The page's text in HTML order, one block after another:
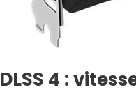
DLSS 4 :